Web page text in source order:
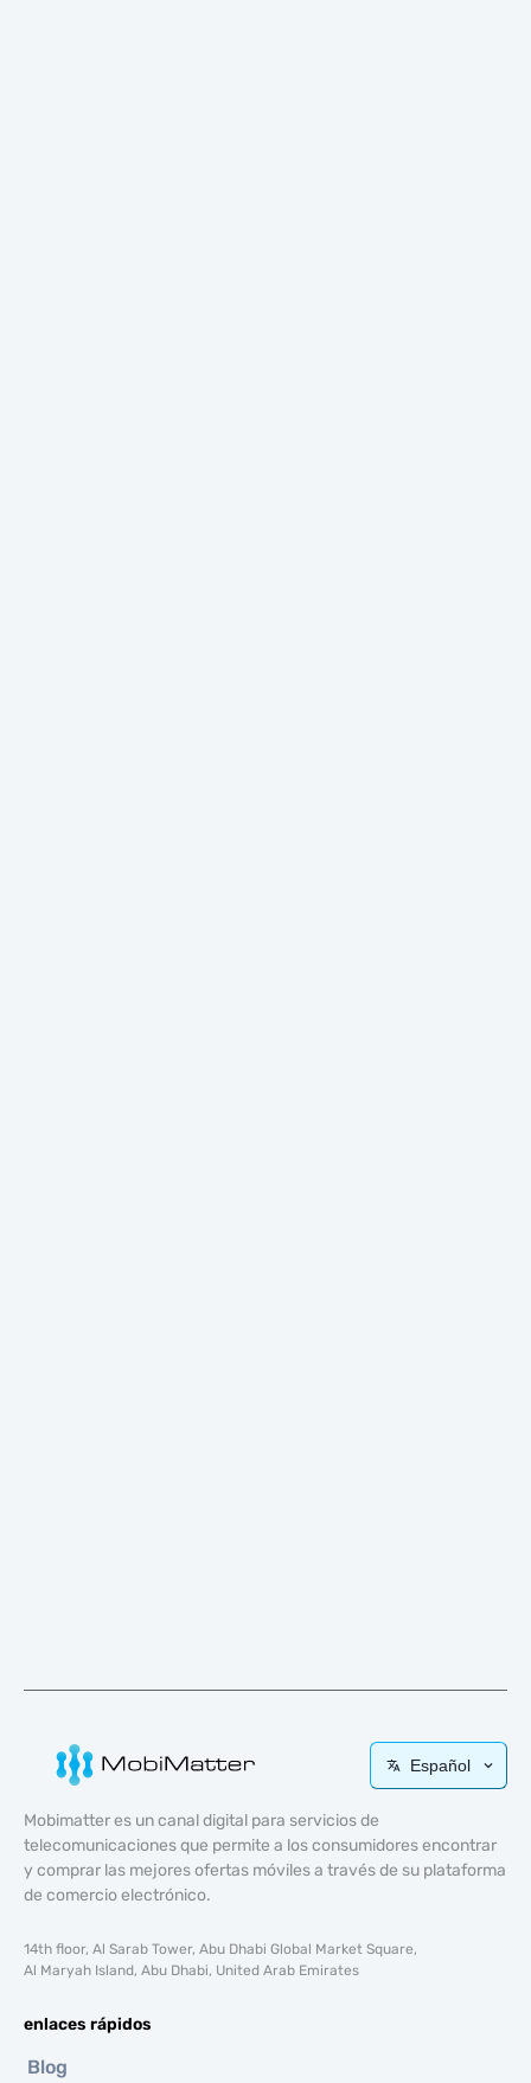
Español
Mobimatter es un canal digital para servicios de
telecomunicaciones que permite a los consumidores encontrar
y comprar las mejores ofertas móviles a través de su plataforma
de comercio electrónico.
14th floor, Al Sarab Tower, Abu Dhabi Global Market Square,
Al Maryah Island, Abu Dhabi, United Arab Emirates
enlaces rápidos
Blog